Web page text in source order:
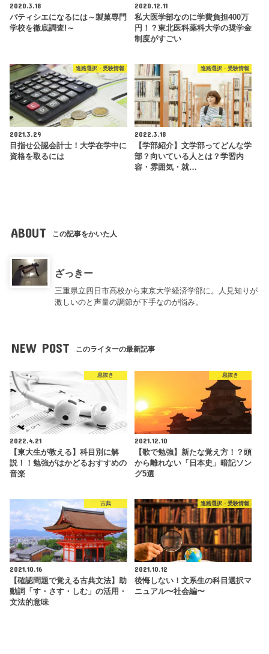
2020.3.18
パティシエになるには～製菓専門
学校を徹底調査!～
2020.12.11
私大医学部なのに学費負担400万
円！？東北医科薬科大学の奨学金
制度がすごい
進路選択・受験情報
2021.3.29
目指せ公認会計士！大学在学中に
資格を取るには
進路選択・受験情報
2022.3.18
【学部紹介】文学部ってどんな学
部？向いている人とは？学習内
容・雰囲気・就…
ABOUT この記事をかいた人
ざっきー
三重県立四日市高校から東京大学経済学部に。人見知りが
激しいのと声量の調節が下手なのが悩み。
NEW POST このライターの最新記事
息抜き
2022.4.21
【東大生が教える】科目別に解
説！！勉強がはかどるおすすめの
音楽
息抜き
2021.12.10
【歌で勉強】新たな覚え方！？頭
から離れない「日本史」暗記ソン
グ5選
古典
2021.10.16
【確認問題で覚える古典文法】助
動詞「す・さす・しむ」の活用・
文法的意味
進路選択・受験情報
2021.10.12
後悔しない！文系生の科目選択マ
ニュアル〜社会編〜